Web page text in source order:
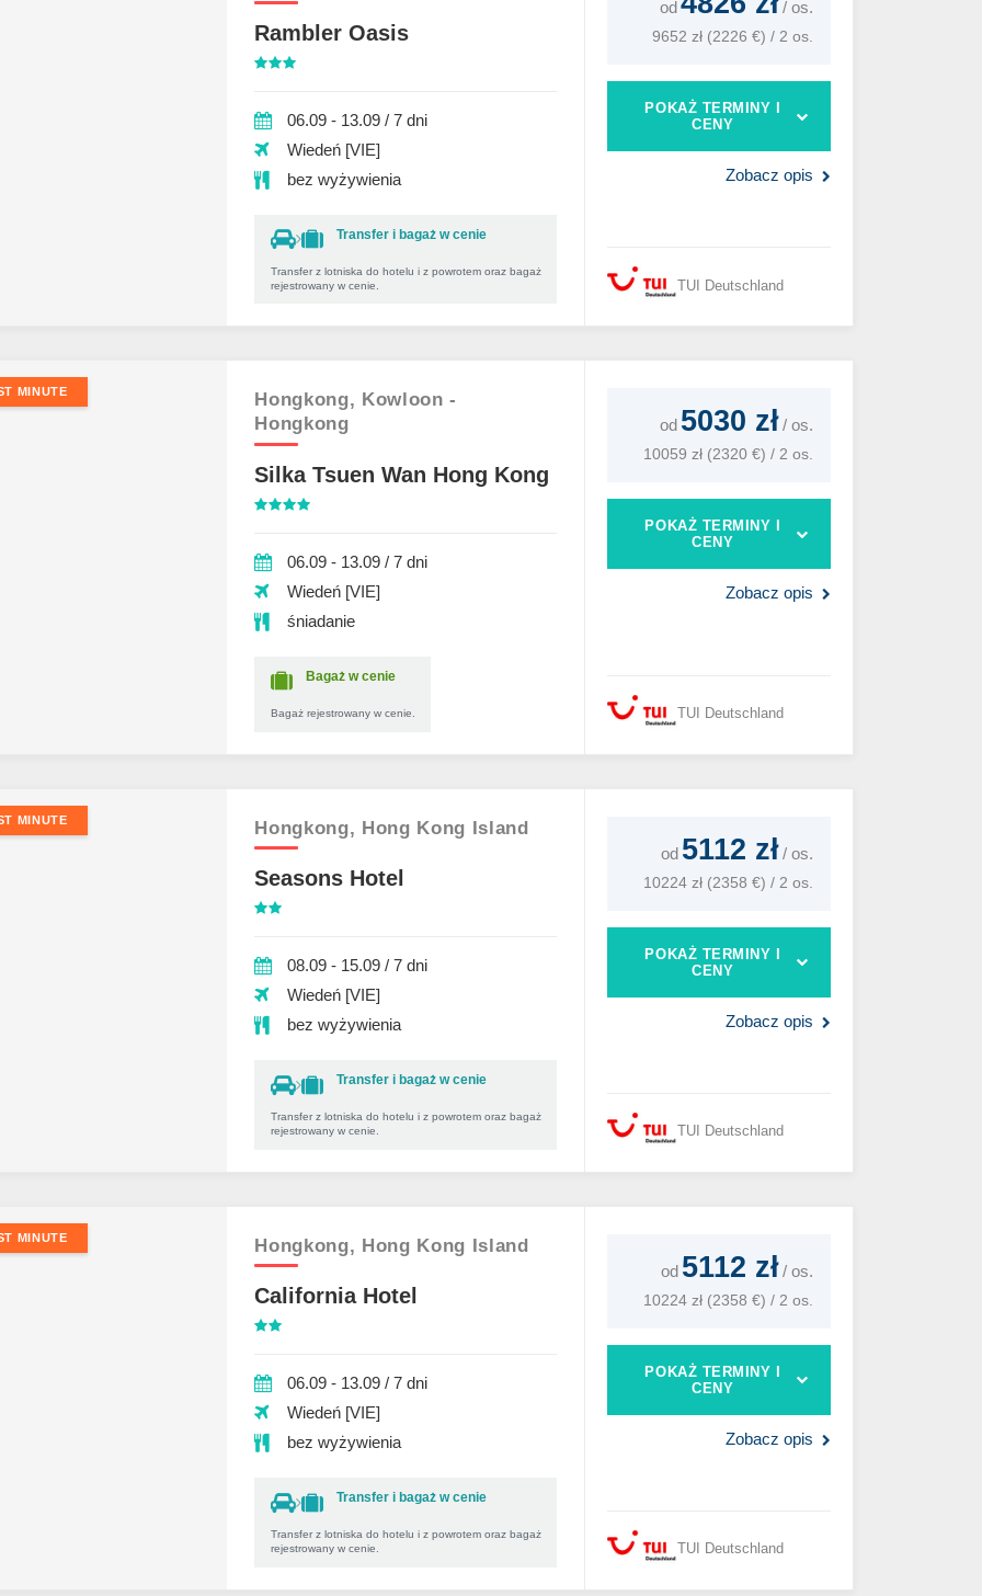
Rambler Oasis
06.09 - 13.09 / 7 dni
Wiedeń [VIE]
bez wyżywienia
Transfer i bagaż w cenie
Transfer z lotniska do hotelu i z powrotem oraz bagaż
rejestrowany w cenie.
od / os.
9652 zł (2226 €) / 2 os.
POKAŻ TERMINY I
CENY
Zobacz opis
TUI Deutschland
MINUTE Hongkong, Kowloon -
Hongkong
Silka Tsuen Wan Hong Kong
06.09 - 13.09 / 7 dni
Wiedeń [VIE]
śniadanie
Bagaż w cenie
Bagaż rejestrowany w cenie.
od 5030 zł/ os.
10059 zł (2320 €) / 2 os.
POKAŻ TERMINY I
CENY
Zobacz opis
TUI Deutschland
MINUTE Hongkong, Hong Kong Island
Seasons Hotel
08.09 - 15.09 / 7 dni
Wiedeń [VIE]
bez wyżywienia
Transfer i bagaż w cenie
Transfer z lotniska do hotelu i z powrotem oraz bagaż
rejestrowany w cenie.
od 5112 zł/ os.
10224 zł (2358 €) / 2 os.
POKAŻ TERMINY I
CENY
Zobacz opis
TUI Deutschland
MINUTE Hongkong, Hong Kong Island
California Hotel
06.09 - 13.09 / 7 dni
Wiedeń [VIE]
bez wyżywienia
Transfer i bagaż w cenie
Transfer z lotniska do hotelu i z powrotem oraz bagaż
rejestrowany w cenie.
od 5112 zł/ os.
10224 zł (2358 €) / 2 os.
POKAŻ TERMINY I
CENY
Zobacz opis
TUI Deutschland